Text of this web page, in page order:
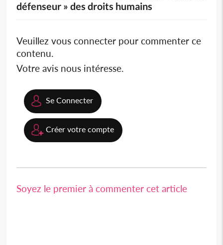
défenseur » des droits humains
Veuillez vous connecter pour commenter ce
contenu.
Votre avis nous intéresse.
Se Connecter
Créer votre compte
Soyez le premier à commenter cet article